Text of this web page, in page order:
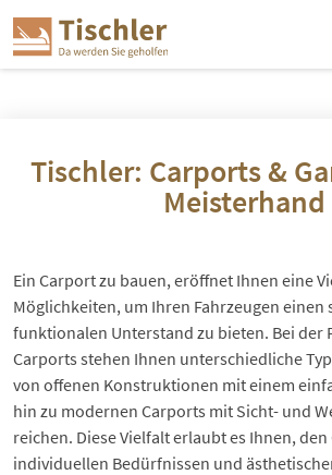
Tischler: Carports &
Meisterhand
Ein Carport zu bauen, eröffnet Ihnen eine
Möglichkeiten, um Ihren Fahrzeugen einen
funktionalen Unterstand zu bieten. Bei der
Carports stehen Ihnen unterschiedliche
von offenen Konstruktionen mit einem
hin zu modernen Carports mit Sicht- und
reichen. Diese Vielfalt erlaubt es Ihnen,
individuellen Bedürfnissen und